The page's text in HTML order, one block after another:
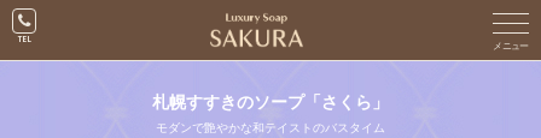
札幌すすきのソープ「さくら」
モダンで艶やかな和テイストのバスタイム